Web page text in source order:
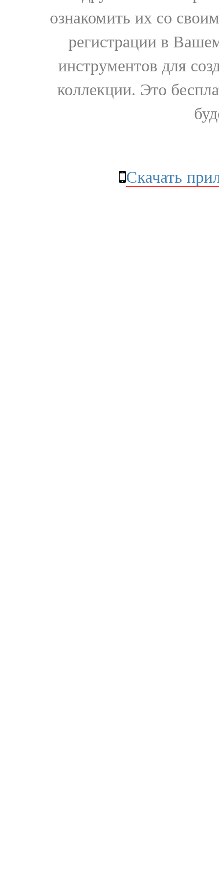
ознакомить их со
регистрации в
инструментов для
коллекции. Это
Скачать